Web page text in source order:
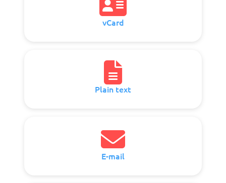
vCard
Plain text
E-mail